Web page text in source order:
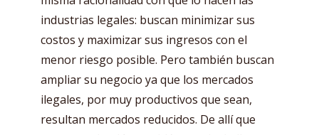
industrias legales: buscan minimizar sus
costos y maximizar sus ingresos con el
menor riesgo posible. Pero también buscan
ampliar su negocio ya que los mercados
ilegales, por muy productivos que sean,
resultan mercados reducidos. De allí que